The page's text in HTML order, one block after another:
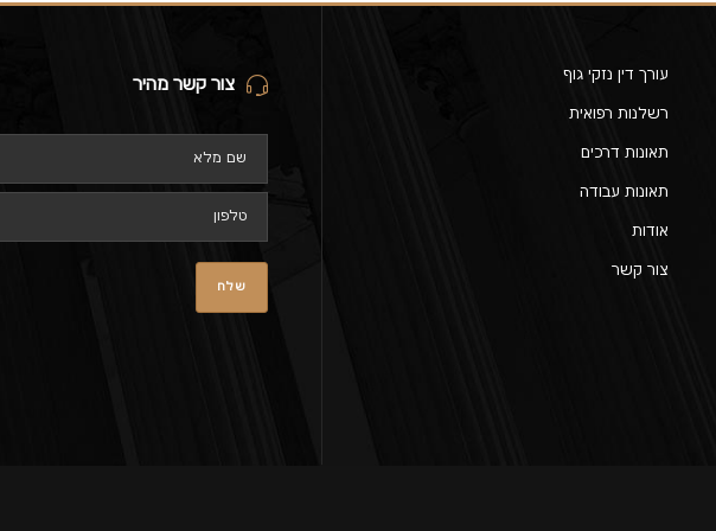
צור קשר מהיר עורך דין נזקי גוף
רשלנות רפואית
תאונות דרכים
תאונות עבודה
אודות
צור קשר